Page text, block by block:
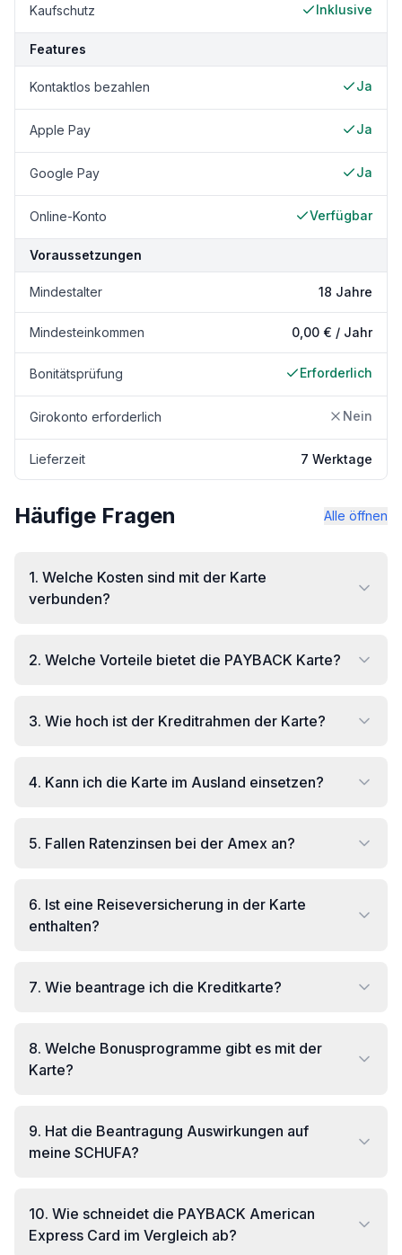
Kaufschutz Inklusive
Features
Kontaktlos bezahlen Ja
Apple Pay Ja
Google Pay Ja
Online-Konto Verfügbar
Voraussetzungen
Mindestalter 18 Jahre
Mindesteinkommen 0,00 € / Jahr
Bonitätsprüfung Erforderlich
Girokonto erforderlich Nein
Lieferzeit 7 Werktage
Häufige Fragen Alle öffnen
1. Welche Kosten sind mit der Karte
verbunden?
2. Welche Vorteile bietet die PAYBACK Karte?
3. Wie hoch ist der Kreditrahmen der Karte?
4. Kann ich die Karte im Ausland einsetzen?
5. Fallen Ratenzinsen bei der Amex an?
6. Ist eine Reiseversicherung in der Karte
enthalten?
7. Wie beantrage ich die Kreditkarte?
8. Welche Bonusprogramme gibt es mit der
Karte?
9. Hat die Beantragung Auswirkungen auf
meine SCHUFA?
10. Wie schneidet die PAYBACK American
Express Card im Vergleich ab?